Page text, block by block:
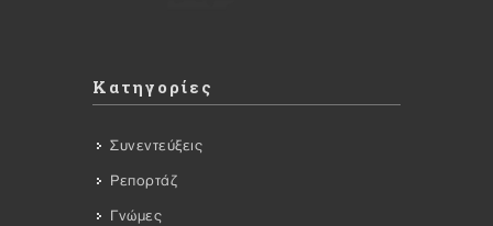
Κατηγορίες
Συνεντεύξεις
Ρεπορτάζ
Γνώμες